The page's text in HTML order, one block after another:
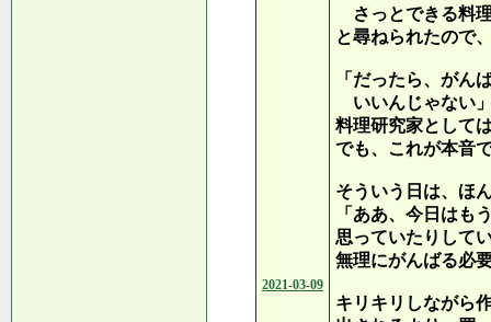
2021-03-09
さっとできる料
と尋ねられたので
「だったら、がん
いいんじゃない
料理研究家として
でも、これが本音
そういう日は、ほ
「ああ、今日はも
思っていたりして
無理にがんばる必
キリキリしながら